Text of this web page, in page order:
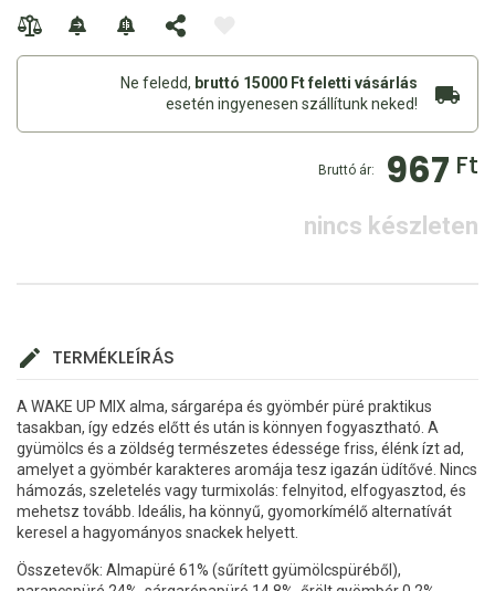
Ne feledd, bruttó 15000 Ft feletti vásárlás
esetén ingyenesen szállítunk neked!
Bruttó ár: 967 Ft
nincs készleten
TERMÉKLEÍRÁS
A WAKE UP MIX alma, sárgarépa és gyömbér püré praktikus
tasakban, így edzés előtt és után is könnyen fogyasztható. A
gyümölcs és a zöldség természetes édessége friss, élénk ízt ad,
amelyet a gyömbér karakteres aromája tesz igazán üdítővé. Nincs
hámozás, szeletelés vagy turmixolás: felnyitod, elfogyasztod, és
mehetsz tovább. Ideális, ha könnyű, gyomorkímélő alternatívát
keresel a hagyományos snackek helyett.
Összetevők: Almapüré 61% (sűrített gyümölcspüréből),